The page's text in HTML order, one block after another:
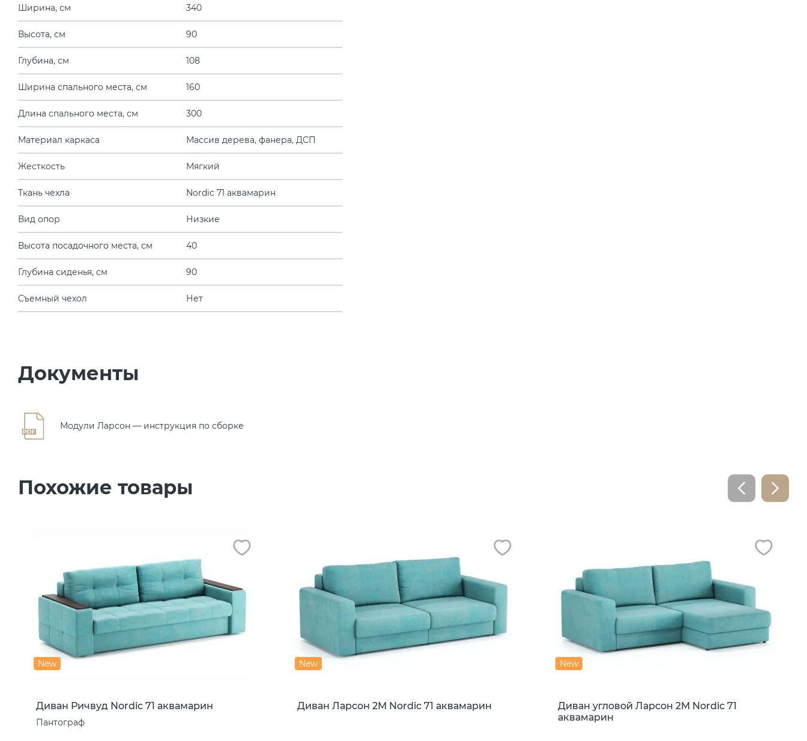
Ширина, см 340
Высота, см 90
Глубина, см 108
Ширина спального места, см 160
Длина спального места, см 300
Материал каркаса Массив дерева, фанера, ДСП
Жесткость Мягкий
Ткань чехла Nordic 71 аквамарин
Вид опор Низкие
Высота посадочного места, см 40
Глубина сиденья, см 90
Съемный чехол Нет
Документы
Модули Ларсон — инструкция по сборке
Похожие товары
New
Диван Ричвуд Nordic 71 аквамарин
Пантограф
New
Диван Ларсон 2М Nordic 71 аквамарин
New
Диван угловой Ларсон 2М Nordic 71
аквамарин